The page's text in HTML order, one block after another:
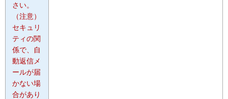
さい。
（注意）
セキュリ
ティの関
係で、自
動返信メ
ールが届
かない場
合があり